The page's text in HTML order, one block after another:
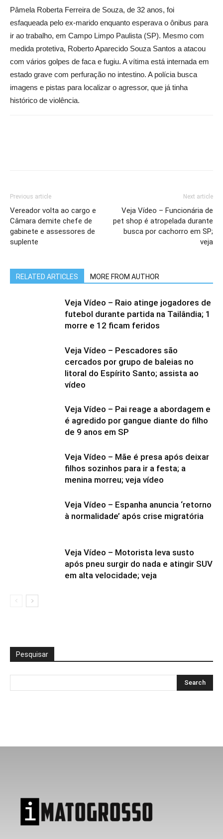
Pâmela Roberta Ferreira de Souza, de 32 anos, foi
esfaqueada pelo ex-marido enquanto esperava o ônibus para
ir ao trabalho, em Campo Limpo Paulista (SP). Mesmo com
medida protetiva, Roberto Aparecido Souza Santos a atacou
com vários golpes de faca e fugiu. A vítima está internada em
estado grave com perfuração no intestino. A polícia busca
imagens e pistas para localizar o agressor, que já tinha
histórico de violência.
Previous article
Vereador volta ao cargo e
Câmara demite chefe de
gabinete e assessores de
suplente
Next article
Veja Vídeo – Funcionária de
pet shop é atropelada durante
busca por cachorro em SP;
veja
RELATED ARTICLES MORE FROM AUTHOR
Veja Vídeo – Raio atinge jogadores de
futebol durante partida na Tailândia; 1
morre e 12 ficam feridos
Veja Vídeo – Pescadores são
cercados por grupo de baleias no
litoral do Espírito Santo; assista ao
vídeo
Veja Vídeo – Pai reage a abordagem e
é agredido por gangue diante do filho
de 9 anos em SP
Veja Vídeo – Mãe é presa após deixar
filhos sozinhos para ir a festa; a
menina morreu; veja vídeo
Veja Vídeo – Espanha anuncia ‘retorno
à normalidade’ após crise migratória
Veja Vídeo – Motorista leva susto
após pneu surgir do nada e atingir SUV
em alta velocidade; veja
Pesquisar